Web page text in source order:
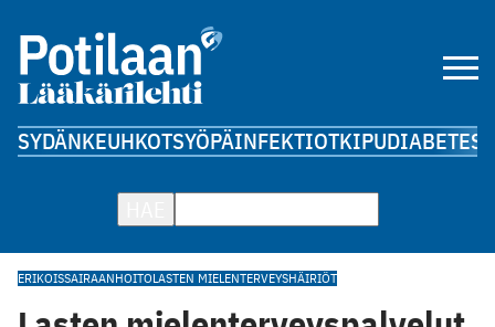
SYDÄNKEUHKOTSYÖPÄINFEKTIOTKIPUDIABETES
ERIKOISSAIRAANHOITOLASTEN MIELENTERVEYSHÄIRIÖT